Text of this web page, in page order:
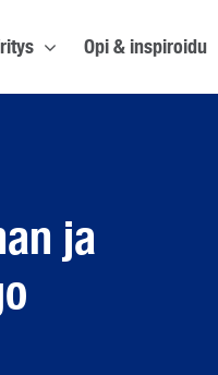
Opi & inspiroidu
ja